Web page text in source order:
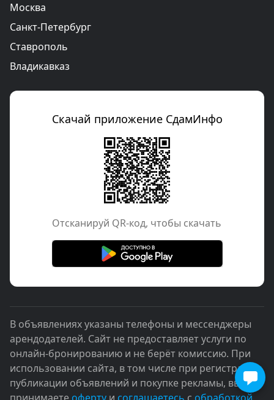
Москва
Санкт-Петербург
Ставрополь
Владикавказ
Скачай приложение СдамИнфо
Отcканируй QR-код, чтобы скачать
В объявлениях указаны телефоны и мессенджеры
арендодателей. Сайт не предоставляет услуги по
онлайн-бронированию и не берёт комиссию. При
использовании сайта, в том числе при регистрации,
публикации объявлений и покупке рекламы, вы